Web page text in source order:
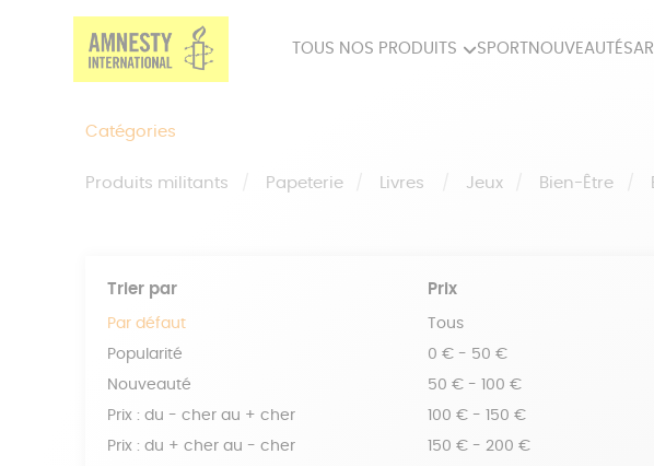
TOUS NOS PRODUITS SPORT NOUVEAUTÉS
Catégories
Produits militants Papeterie Livres Jeux Bien-Être
Trier par
Par défaut
Popularité
Nouveauté
Prix : du - cher au + cher
Prix : du + cher au - cher
Prix
Tous
0 € - 50 €
50 € - 100 €
100 € - 150 €
150 € - 200 €